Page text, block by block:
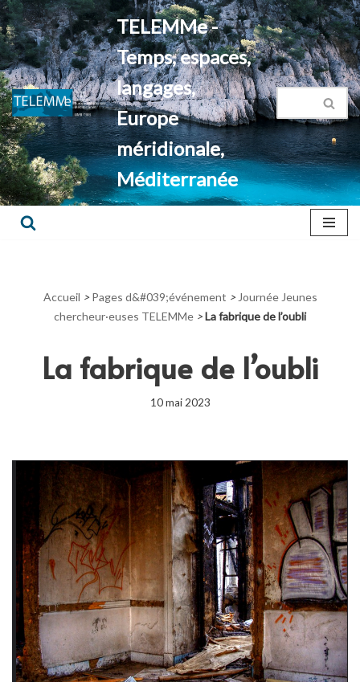
Aller
au
contenu
TELEMMe -
Temps, espaces,
langages,
Europe
méridionale,
Méditerranée
Accueil > Pages d&#039;événement > Journée Jeunes
chercheur·euses TELEMMe >La fabrique de l’oubli
La fabrique de l’oubli
10 mai 2023